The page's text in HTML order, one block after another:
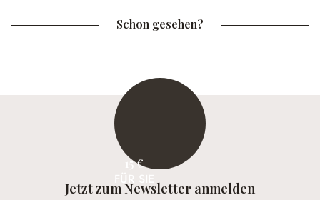
Schon gesehen?
15 €
Jetzt zum Newsletter anmelden